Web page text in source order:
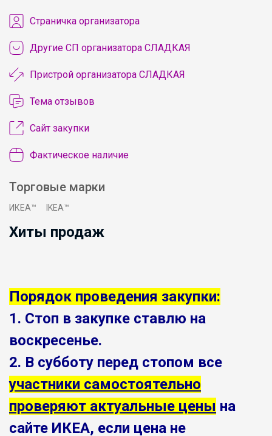
Cтраничка организатора
Другие СП организатора СЛАДКАЯ
Пристрой организатора СЛАДКАЯ
Тема отзывов
Сайт закупки
Фактическое наличие
Торговые марки
ИКЕА™ IKEA™
Хиты продаж
Порядок проведения закупки:
1. Стоп в закупке ставлю на
воскресенье.
2. В субботу перед стопом все
участники самостоятельно
проверяют актуальные цены на
сайте ИКЕА, если цена не